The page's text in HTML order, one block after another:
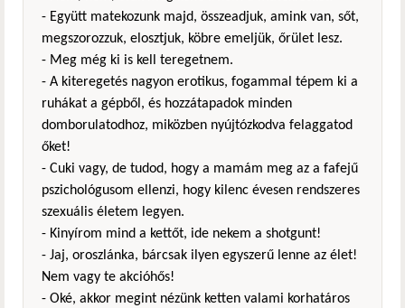
- Együtt matekozunk majd, összeadjuk, amink van, sőt,
megszorozzuk, elosztjuk, köbre emeljük, őrület lesz.
- Meg még ki is kell teregetnem.
- A kiteregetés nagyon erotikus, fogammal tépem ki a
ruhákat a gépből, és hozzátapadok minden
domborulatodhoz, miközben nyújtózkodva felaggatod
őket!
- Cuki vagy, de tudod, hogy a mamám meg az a fafejű
pszichológusom ellenzi, hogy kilenc évesen rendszeres
szexuális életem legyen.
- Kinyírom mind a kettőt, ide nekem a shotgunt!
- Jaj, oroszlánka, bárcsak ilyen egyszerű lenne az élet!
Nem vagy te akcióhős!
- Oké, akkor megint nézünk ketten valami korhatáros